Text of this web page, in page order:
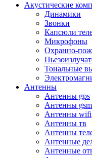
Акустические
Динамики
Звонки
Капсюли
Микрофоны
Охранно-
Тональные
Антенны
Антенны gps
Антенны gsm
Антенны wifi
Антенны тв
Антенны
Антенные
Антенные